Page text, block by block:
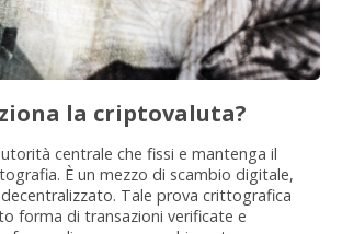
la criptovaluta?
centrale che fissi e mantenga il
È un mezzo di scambio digitale,
Tale prova crittografica
forma di transazioni verificate e